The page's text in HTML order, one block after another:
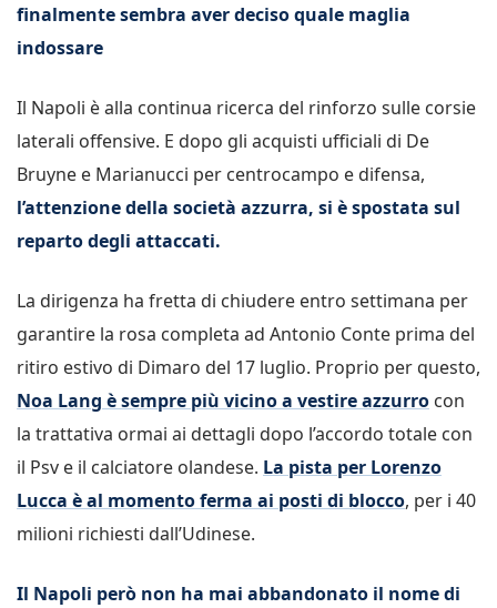
finalmente sembra aver deciso quale maglia
indossare
Il Napoli è alla continua ricerca del rinforzo sulle corsie
laterali offensive. E dopo gli acquisti ufficiali di De
Bruyne e Marianucci per centrocampo e difensa,
l’attenzione della società azzurra, si è spostata sul
reparto degli attaccati.
La dirigenza ha fretta di chiudere entro settimana per
garantire la rosa completa ad Antonio Conte prima del
ritiro estivo di Dimaro del 17 luglio. Proprio per questo,
Noa Lang è sempre più vicino a vestire azzurro con
la trattativa ormai ai dettagli dopo l’accordo totale con
il Psv e il calciatore olandese. La pista per Lorenzo
Lucca è al momento ferma ai posti di blocco, per i 40
milioni richiesti dall’Udinese.
Il Napoli però non ha mai abbandonato il nome di